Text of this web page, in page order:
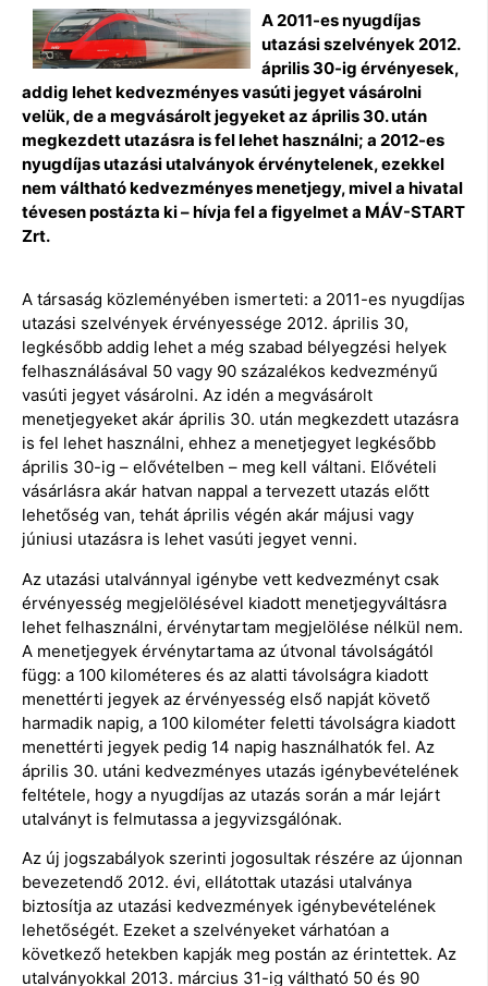
A 2011-es nyugdíjas
utazási szelvények 2012.
április 30-ig érvényesek,
addig lehet kedvezményes vasúti jegyet vásárolni
velük, de a megvásárolt jegyeket az április 30. után
megkezdett utazásra is fel lehet használni; a 2012-es
nyugdíjas utazási utalványok érvénytelenek, ezekkel
nem váltható kedvezményes menetjegy, mivel a hivatal
tévesen postázta ki – hívja fel a figyelmet a MÁV-START
Zrt.
A társaság közleményében ismerteti: a 2011-es nyugdíjas
utazási szelvények érvényessége 2012. április 30,
legkésőbb addig lehet a még szabad bélyegzési helyek
felhasználásával 50 vagy 90 százalékos kedvezményű
vasúti jegyet vásárolni. Az idén a megvásárolt
menetjegyeket akár április 30. után megkezdett utazásra
is fel lehet használni, ehhez a menetjegyet legkésőbb
április 30-ig – elővételben – meg kell váltani. Elővételi
vásárlásra akár hatvan nappal a tervezett utazás előtt
lehetőség van, tehát április végén akár májusi vagy
júniusi utazásra is lehet vasúti jegyet venni.
Az utazási utalvánnyal igénybe vett kedvezményt csak
érvényesség megjelölésével kiadott menetjegyváltásra
lehet felhasználni, érvénytartam megjelölése nélkül nem.
A menetjegyek érvénytartama az útvonal távolságától
függ: a 100 kilométeres és az alatti távolságra kiadott
menettérti jegyek az érvényesség első napját követő
harmadik napig, a 100 kilométer feletti távolságra kiadott
menettérti jegyek pedig 14 napig használhatók fel. Az
április 30. utáni kedvezményes utazás igénybevételének
feltétele, hogy a nyugdíjas az utazás során a már lejárt
utalványt is felmutassa a jegyvizsgálónak.
Az új jogszabályok szerinti jogosultak részére az újonnan
bevezetendő 2012. évi, ellátottak utazási utalványa
biztosítja az utazási kedvezmények igénybevételének
lehetőségét. Ezeket a szelvényeket várhatóan a
következő hetekben kapják meg postán az érintettek. Az
utalványokkal 2013. március 31-ig váltható 50 és 90